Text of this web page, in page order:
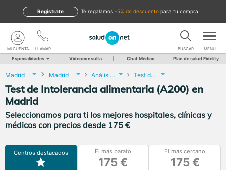
te regalamos -5% de descuento para tu compra
Regístrate
LLAMAR
MI CUENTA BUSCAR MENU
Especialidades Videoconsulta Chat Médico Plan de salud Fidelity
Madrid Madrid Análisis Clínicos Test de Intolerancia alimentaria (A200)
Test de Intolerancia alimentaria (A200) en
Madrid
Seleccionamos para ti los mejores hospitales, clínicas y
médicos con precios desde 175 €
Centros destacados El más barato
175 €
El más cercano
175 €